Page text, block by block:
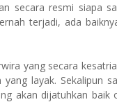
secara resmi siapa
ter­jadi, ada
yang secara
layak. Sekalipun
akan dijatuhkan